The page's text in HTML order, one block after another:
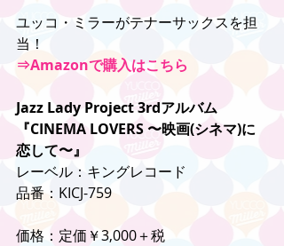
ユッコ・ミラーがテナーサックスを担
当！
⇒Amazonで購入はこちら
Jazz Lady Project 3rdアルバム
『CINEMA LOVERS 〜映画(シネマ)に
恋して〜』
レーベル：キングレコード
品番：KICJ-759
価格：定価￥3,000＋税